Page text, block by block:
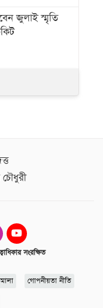
জুলাই স্মৃতি
সংরক্ষিত
গোপনীয়তা নীতি